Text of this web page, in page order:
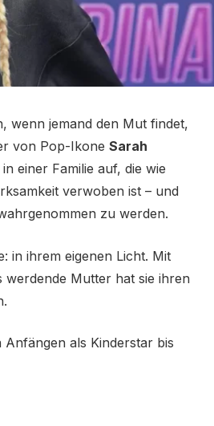
wenn jemand den Mut findet,
von Pop-Ikone Sarah
einer Familie auf, die wie
verwoben ist – und
zu werden.
in ihrem eigenen Licht. Mit
werdende Mutter hat sie ihren
als Kinderstar bis